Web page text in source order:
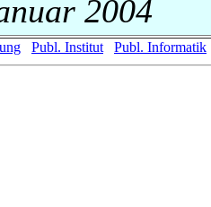
2004
Publ. Institut Publ. Informatik